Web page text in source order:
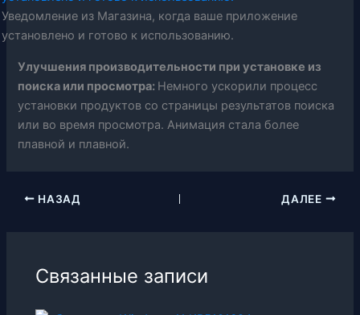
Уведомление из Магазина, когда ваше приложение
установлено и готово к использованию.
Улучшения производительности при установке из
поиска или просмотра: Немного ускорили процесс
установки продуктов со страницы результатов поиска
или во время просмотра. Анимация стала более
плавной и плавной.
НАЗАД ДАЛЕЕ
Связанные записи